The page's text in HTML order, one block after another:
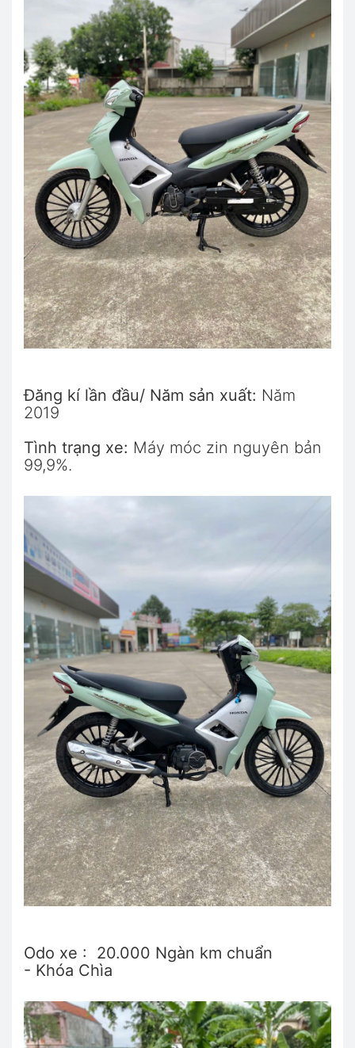
Đăng kí lần đầu/ Năm sản xuất: Năm
2019
Tình trạng xe: Máy móc zin nguyên bản
99,9%.
Odo xe : 20.000 Ngàn km chuẩn
- Khóa Chìa